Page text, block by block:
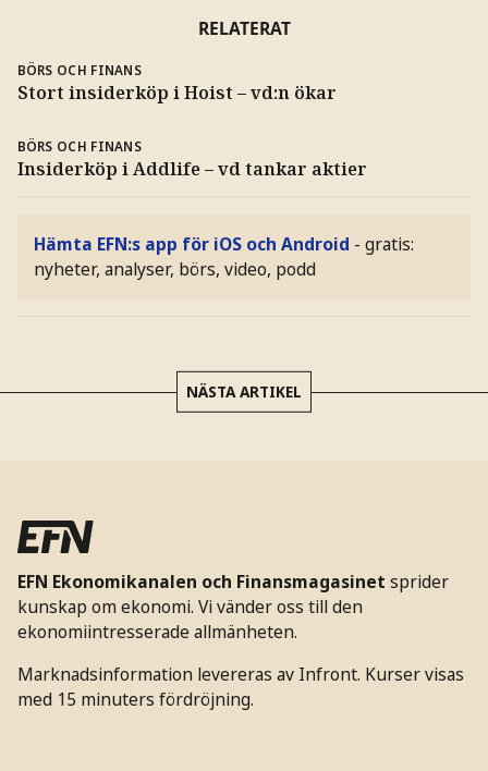
RELATERAT
BÖRS OCH FINANS
Stort insiderköp i Hoist – vd:n ökar
BÖRS OCH FINANS
Insiderköp i Addlife – vd tankar aktier
Hämta EFN:s app för iOS och Android - gratis:
nyheter, analyser, börs, video, podd
NÄSTA ARTIKEL
EFN Ekonomikanalen och Finansmagasinet sprider
kunskap om ekonomi. Vi vänder oss till den
ekonomiintresserade allmänheten.
Marknadsinformation levereras av Infront. Kurser visas
med 15 minuters fördröjning.